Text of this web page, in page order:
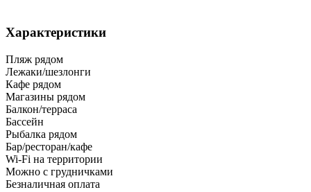
Характеристики
Пляж рядом
Лежаки/шезлонги
Кафе рядом
Магазины рядом
Балкон/терраса
Бассейн
Рыбалка рядом
Бар/ресторан/кафе
Wi-Fi на территории
Можно с грудничками
Безналичная оплата